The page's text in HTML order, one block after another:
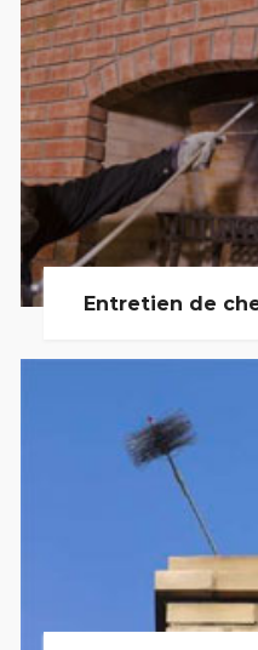
Entretien de